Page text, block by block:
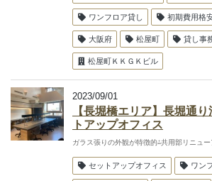
ワンフロア貸し 初期費用格
大阪府 松屋町 貸し事
松屋町ＫＫＧＫビル
2023/09/01
【長堀橋エリア】長堀通
トアップオフィス
ガラス張りの外観が特徴的⁂共用部リニュー
セットアップオフィス ワン